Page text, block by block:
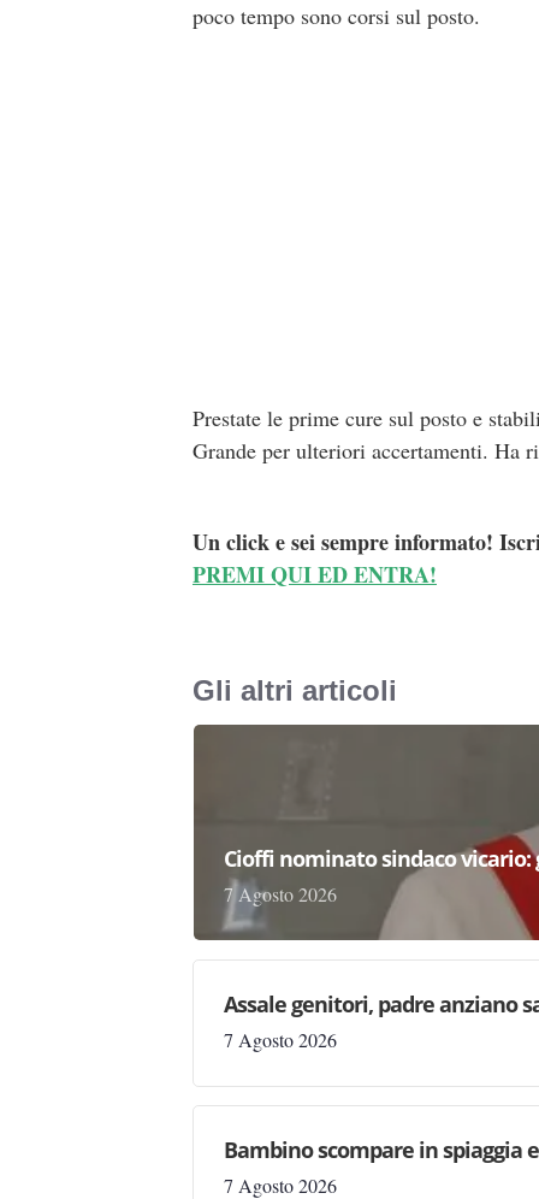
poco tempo sono corsi sul posto.
Prestate le prime cure sul posto e
Grande per ulteriori accertamenti. Ha
Un click e sei sempre informato!
PREMI QUI ED ENTRA!
Gli altri articoli
Cioffi nominato sindaco
7 Agosto 2026
Assale genitori, padre anziano
7 Agosto 2026
Bambino scompare in spiaggia
7 Agosto 2026